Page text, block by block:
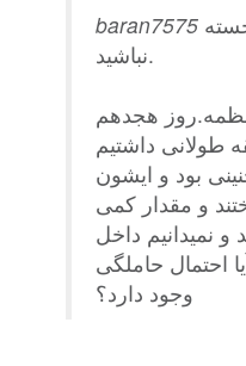
نباشید.
هجدهم
طولانی داشتیم
بود و ایشون
و مقدار کمی
نمیدانیم داخل
احتمال حاملگی
وجود دارد؟